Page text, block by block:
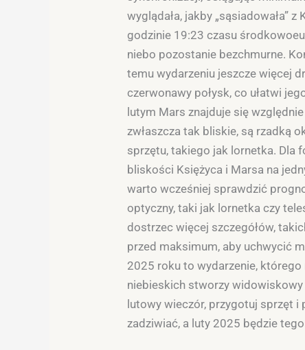
wyglądała, jakby „sąsiadowała”
godzinie 19:23 czasu
niebo pozostanie bezchmurne.
temu wydarzeniu jeszcze więcej
czerwonawy połysk, co ułatwi
lutym Mars znajduje się
zwłaszcza tak bliskie, są rzadką
sprzętu, takiego jak lornetka. Dla
bliskości Księżyca i Marsa na
warto wcześniej sprawdzić
optyczny, taki jak lornetka czy
dostrzec więcej szczegółów,
przed maksimum, aby uchwycić
2025 roku to wydarzenie,
niebieskich stworzy
lutowy wieczór, przygotuj sprzęt i
zadziwiać, a luty 2025 będzie